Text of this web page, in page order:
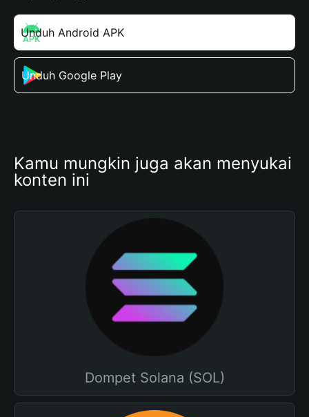
Unduh Android APK
Unduh Google Play
Kamu mungkin juga akan menyukai
konten ini
Dompet Solana (SOL)